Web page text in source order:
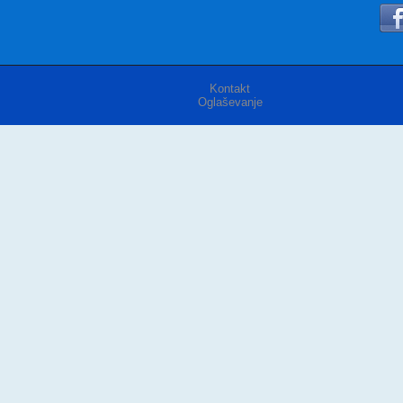
Kontakt
Oglaševanje